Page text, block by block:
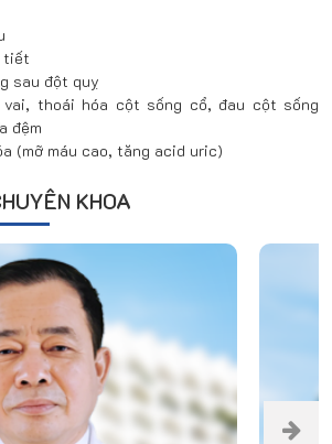
tiết
sau đột quỵ
vai, thoái hóa cột sống cổ, đau cột sống
đệm
(mỡ máu cao, tăng acid uric)
KHOA